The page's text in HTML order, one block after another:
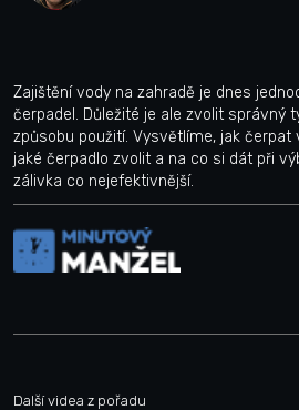
Zajištění vody na zahradě je dnes
čerpadel. Důležité je ale zvolit správný
způsobu použití. Vysvětlíme, jak čerpat
jaké čerpadlo zvolit a na co si dát při
zálivka co nejefektivnější.
Další videa z pořadu